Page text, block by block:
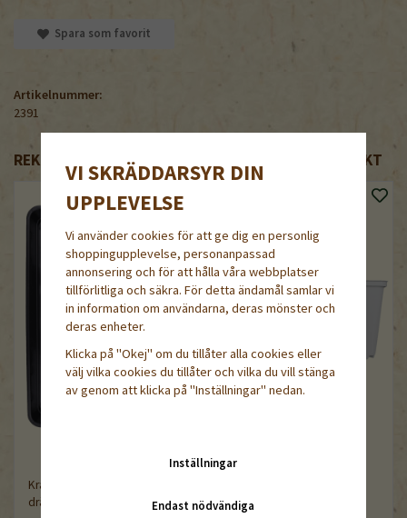
Spara som favorit
Artikelnummer:
2391
REKOMMENDERADE TILLBEHÖR TILL DENNA PRODUKT
Kraftig plantlåda utan
dränering
pack
VI SKRÄDDARSYR DIN
UPPLEVELSE
Vi använder cookies för att ge dig en personlig
shoppingupplevelse, personanpassad
annonsering och för att hålla våra webbplatser
tillförlitliga och säkra. För detta ändamål samlar vi
in information om användarna, deras mönster och
deras enheter.
Klicka på "Okej" om du tillåter alla cookies eller
välj vilka cookies du tillåter och vilka du vill stänga
av genom att klicka på "Inställningar" nedan.
Inställningar
Endast nödvändiga